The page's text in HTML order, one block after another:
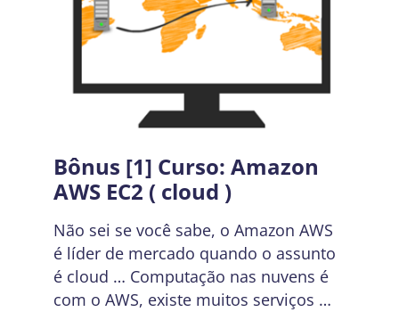
Bônus [1] Curso: Amazon
AWS EC2 ( cloud )
Não sei se você sabe, o Amazon AWS
é líder de mercado quando o assunto
é cloud … Computação nas nuvens é
com o AWS, existe muitos serviços …